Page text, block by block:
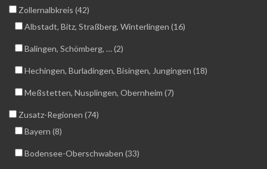
Zollernalbkreis (42)
Albstadt, Bitz, Straßberg, Winterlingen (16)
Balingen, Schömberg, … (2)
Hechingen, Burladingen, Bisingen, Jungingen (18)
Meßstetten, Nusplingen, Obernheim (7)
Zusatz-Regionen (74)
Bayern (8)
Bodensee-Oberschwaben (33)